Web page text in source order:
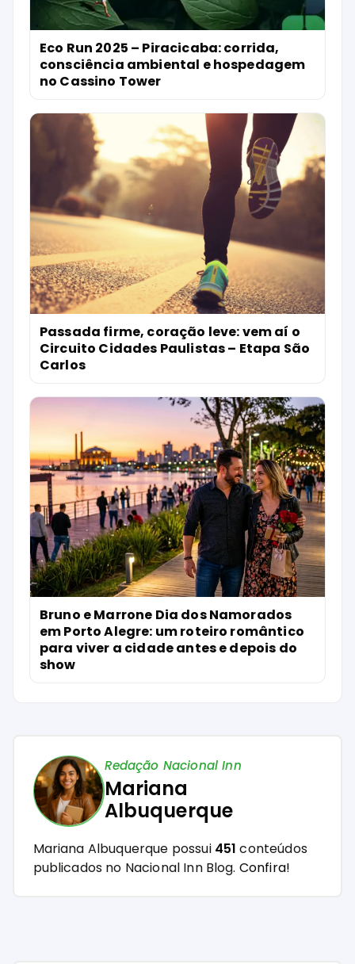
Eco Run 2025 – Piracicaba: corrida,
consciência ambiental e hospedagem
no Cassino Tower
Passada firme, coração leve: vem aí o
Circuito Cidades Paulistas – Etapa São
Carlos
Bruno e Marrone Dia dos Namorados
em Porto Alegre: um roteiro romântico
para viver a cidade antes e depois do
show
Redação Nacional Inn
Mariana
Albuquerque
Mariana Albuquerque possui 451 conteúdos
publicados no Nacional Inn Blog. Confira!